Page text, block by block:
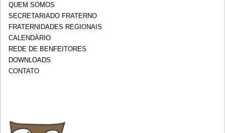
QUEM SOMOS
SECRETARIADO FRATERNO
FRATERNIDADES REGIONAIS
CALENDÁRIO
REDE DE BENFEITORES
DOWNLOADS
CONTATO